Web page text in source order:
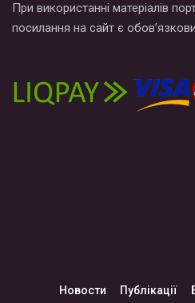
При використанні матеріалів
посилання на сайт є
Новости Публікації